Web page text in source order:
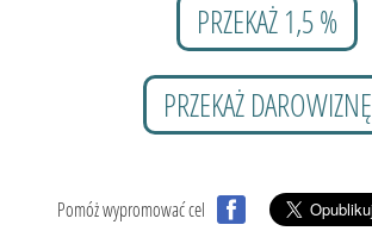
PRZEKAŻ 1,5 %
PRZEKAŻ DAROWIZNĘ
Pomóż wypromować cel